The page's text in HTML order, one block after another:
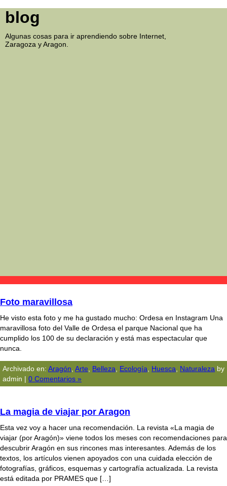
blog
Algunas cosas para ir aprendiendo sobre Internet,
Zaragoza y Aragon.
Foto maravillosa
He visto esta foto y me ha gustado mucho: Ordesa en Instagram Una
maravillosa foto del Valle de Ordesa el parque Nacional que ha
cumplido los 100 de su declaración y está mas espectacular que
nunca.
Archivado en: Aragón Arte Belleza Ecologí­a Huesca Naturaleza by
admin | 0 Comentarios »
La magia de viajar por Aragon
Esta vez voy a hacer una recomendación. La revista «La magia de
viajar (por Aragón)» viene todos los meses con recomendaciones para
descubrir Aragón en sus rincones mas interesantes. Además de los
textos, los artículos vienen apoyados con una cuidada elección de
fotografías, gráficos, esquemas y cartografía actualizada. La revista
está editada por PRAMES que […]